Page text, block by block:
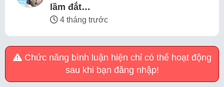
lầm đắt…
4 tháng trước
Chức năng bình luận hiện chỉ có thể hoạt động
sau khi bạn đăng nhập!